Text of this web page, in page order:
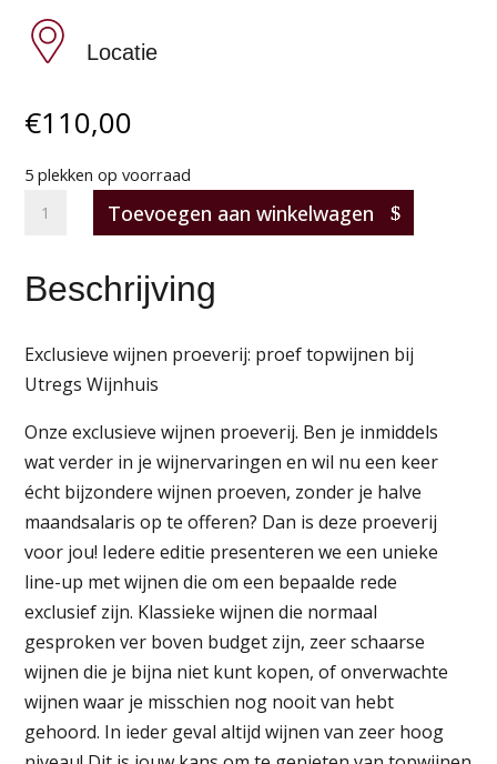
Locatie
€110,00
5 plekken op voorraad
Exclusieve
-
04-
2025
Toevoegen aan winkelwagen
Beschrijving
Exclusieve wijnen proeverij: proef topwijnen bij
Utregs Wijnhuis
Onze exclusieve wijnen proeverij. Ben je inmiddels
wat verder in je wijnervaringen en wil nu een keer
écht bijzondere wijnen proeven, zonder je halve
maandsalaris op te offeren? Dan is deze proeverij
voor jou! Iedere editie presenteren we een unieke
line-up met wijnen die om een bepaalde rede
exclusief zijn. Klassieke wijnen die normaal
gesproken ver boven budget zijn, zeer schaarse
wijnen die je bijna niet kunt kopen, of onverwachte
wijnen waar je misschien nog nooit van hebt
gehoord. In ieder geval altijd wijnen van zeer hoog